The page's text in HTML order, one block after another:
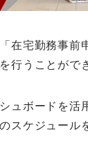
在宅勤務事前
行うことがで
ュボードを活
スケジュール